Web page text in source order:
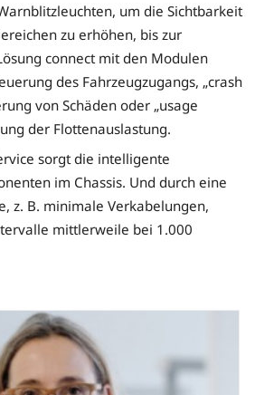
um die Sichtbarkeit
zu erhöhen, bis zur
connect mit den Modulen
des Fahrzeugzugangs, „crash
von Schäden oder „usage
der Flottenauslastung.
sorgt die intelligente
im Chassis. Und durch eine
z. B. minimale Verkabelungen,
mittlerweile bei 1.000